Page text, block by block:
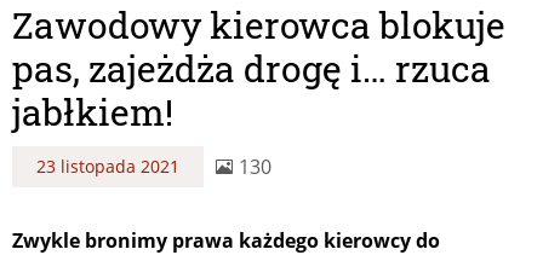
Zawodowy kierowca blokuje
pas, zajeżdża drogę i… rzuca
jabłkiem!
23 listopada 2021 130
Zwykle bronimy prawa każdego kierowcy do